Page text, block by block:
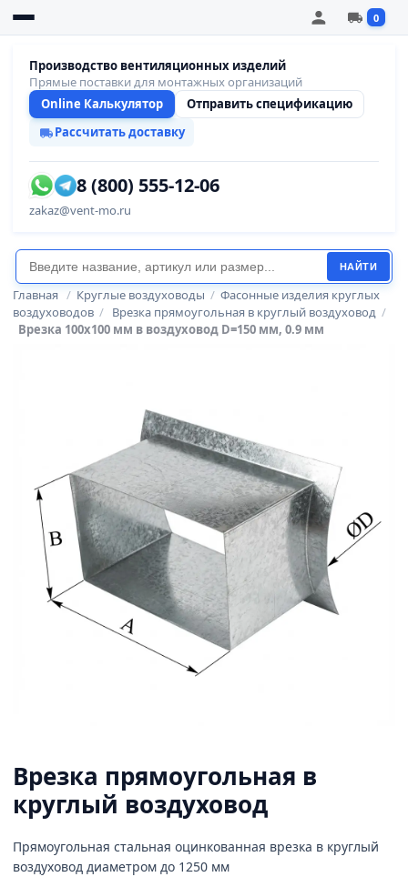
0
Производство вентиляционных изделий
Прямые поставки для монтажных организаций
Online Калькулятор
Отправить спецификацию
Рассчитать доставку
8 (800) 555-12-06
zakaz@vent-mo.ru
НАЙТИ
Главная / Круглые воздуховоды / Фасонные изделия круглых
воздуховодов / Врезка прямоугольная в круглый воздуховод /
Врезка 100x100 мм в воздуховод D=150 мм, 0.9 мм
Врезка прямоугольная в
круглый воздуховод
Прямоугольная стальная оцинкованная врезка в круглый
воздуховод диаметром до 1250 мм